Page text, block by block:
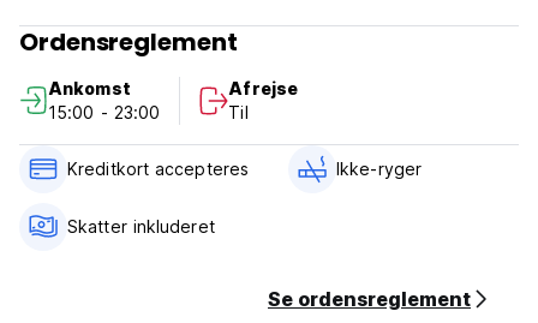
at lave under dit ophold. Gæsterne kan tjekke e-mails og
udskrive dokumenter i loungen. Overlegne faciliteter og en
til den perfekte base, hvor du vil nyde dit ophold i
Dongdaemun.
Ejendomspolitik og betingelser:
1). 8 dage før ankomst - uden beregning
2). 2 dage før ankomstdato - opkræve 1 nat gebyr
3). Bookingdag - opkræve reservationsgebyr (100 %)
*Receptionen er åben: 08.00-23.00
Ordensreglement
Ankomst
15:00 - 23:00
Afrejse
Til
Kreditkort accepteres Ikke-ryger
Skatter inkluderet
Se ordensreglement